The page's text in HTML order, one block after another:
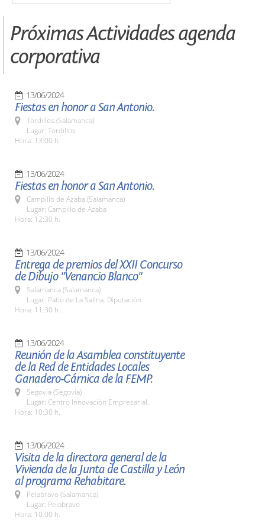
Próximas Actividades agenda
corporativa
13/06/2024
Fiestas en honor a San Antonio.
Tordillos (Salamanca)
Lugar: Tordillos
Hora: 13:00 h.
13/06/2024
Fiestas en honor a San Antonio.
Campillo de Azaba (Salamanca)
Lugar: Campillo de Azaba
Hora: 12:30 h.
13/06/2024
Entrega de premios del XXII Concurso
de Dibujo "Venancio Blanco"
Salamanca (Salamanca)
Lugar: Patio de La Salina. Diputación
Hora: 11:30 h.
13/06/2024
Reunión de la Asamblea constituyente
de la Red de Entidades Locales
Ganadero-Cárnica de la FEMP.
Segovia (Segovia)
Lugar: Centro Innovación Empresarial.
Hora: 10:30 h.
13/06/2024
Visita de la directora general de la
Vivienda de la Junta de Castilla y León
al programa Rehabitare.
Pelabravo (Salamanca)
Lugar: Pelabravo
Hora: 10.00 h.